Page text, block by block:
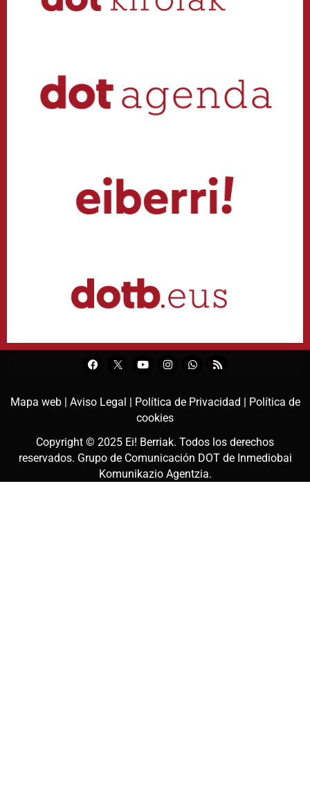
Mapa web | Aviso Legal | Política de Privacidad | Política de
cookies
Copyright © 2025 Ei! Berriak. Todos los derechos
reservados. Grupo de Comunicación DOT de Inmediobai
Komunikazio Agentzia.